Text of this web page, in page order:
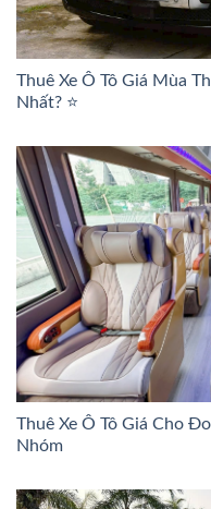
Thuê Xe Ô Tô Giá Mùa
Nhất? ⭐
Thuê Xe Ô Tô Giá Cho
Nhóm